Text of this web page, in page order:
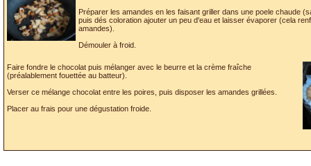
Préparer les amandes en les faisant griller dans une poele chaude
puis dés coloration ajouter un peu d'eau et laisser évaporer (cela
amandes).
Démouler à froid.
Faire fondre le chocolat puis mélanger avec le beurre et la crème fraîche
(préalablement fouettée au batteur).
Verser ce mélange chocolat entre les poires, puis disposer les amandes grillées.
Placer au frais pour une dégustation froide.